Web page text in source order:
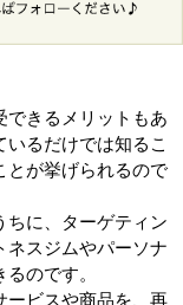
できるメリットもあ
るだけでは知るこ
とが挙げられるので
ちに、ターゲティン
ネスジムやパーソナ
のです。
ービスや商品を、再